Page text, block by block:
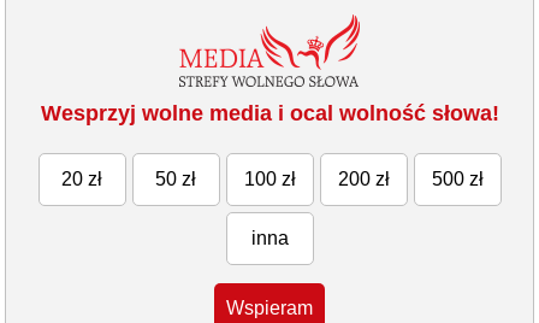
Wesprzyj wolne media i ocal wolność słowa!
20 zł 50 zł 100 zł 200 zł 500 zł
inna
Wspieram